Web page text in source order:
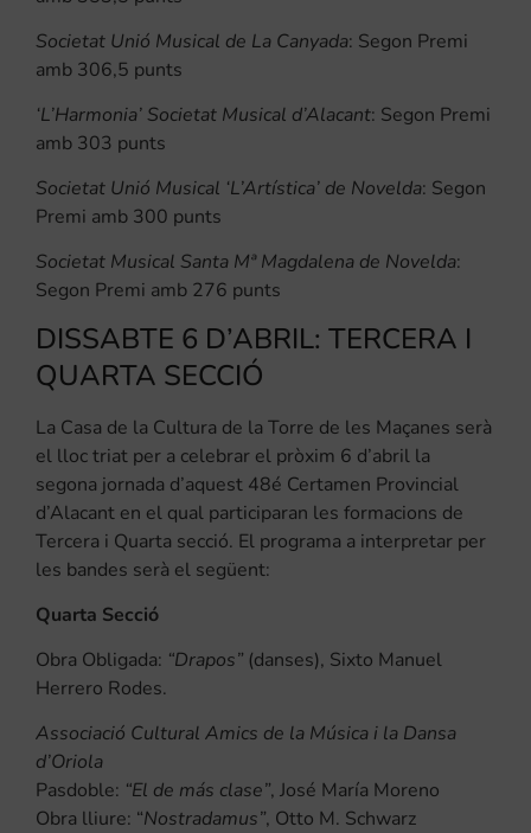
Societat Unió Musical de La Canyada: Segon Premi
amb 306,5 punts
‘L’Harmonia’ Societat Musical d’Alacant: Segon Premi
amb 303 punts
Societat Unió Musical ‘L’Artística’ de Novelda: Segon
Premi amb 300 punts
Societat Musical Santa Mª Magdalena de Novelda:
Segon Premi amb 276 punts
DISSABTE 6 D’ABRIL: TERCERA I
QUARTA SECCIÓ
La Casa de la Cultura de la Torre de les Maçanes serà
el lloc triat per a celebrar el pròxim 6 d’abril la
segona jornada d’aquest 48é Certamen Provincial
d’Alacant en el qual participaran les formacions de
Tercera i Quarta secció. El programa a interpretar per
les bandes serà el següent:
Quarta Secció
Obra Obligada: “Drapos” (danses), Sixto Manuel
Herrero Rodes.
Associació Cultural Amics de la Música i la Dansa
d’Oriola
Pasdoble: “El de más clase”, José María Moreno
Obra lliure: “Nostradamus”, Otto M. Schwarz